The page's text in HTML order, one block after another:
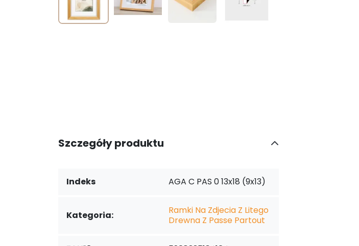
Szczegóły produktu
Indeks AGA C PAS 0 13x18 (9x13)
Kategoria:
Ramki Na Zdjecia Z Litego
Drewna Z Passe Partout